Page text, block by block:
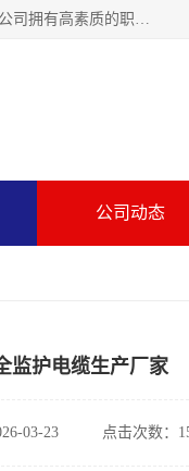
北京熹格姆医疗科技有限公司,主要致力于精神科、精神诊断分析仪、心理科、康复类仪器的推广和销售。公司拥有高素质的职工队伍和完善的服务体系,实行安装、调试、人员培训及售后保障一条龙服务,力求为精神、神经健康事业做岀应有的贡献，我们诚恳期待全国各医疗单位和经营公司与我们合作。
公司动态
监护电缆生产厂家
03-23 点击次数：